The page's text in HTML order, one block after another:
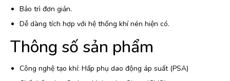
Bảo trì đơn giản.
Dễ dàng tích hợp với hệ thống khí nén hiện có.
Thông số sản phẩm
Công nghệ tạo khí: Hấp phụ dao động áp suất (PSA)